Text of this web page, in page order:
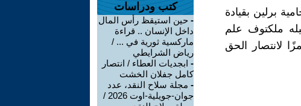
إستسلمت حامية برلين بقيادة
ملكتوف علم
لانتصار الحق
كتب ودراسات
- حين استيقظ رأس المال
داخل الإنسان .. قراءة
ماركسية ثورية في ... /
رياض الشرايطي
- ابجديات العطاء / انتصار
كامل جفلان الخشت
- مجلة سلاح النقد، عدد
جوان-جويلية-اوت 2026 /